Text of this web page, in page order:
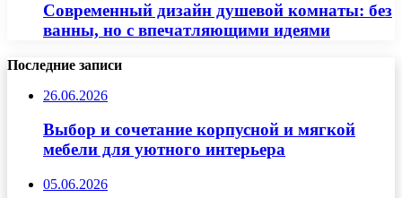
Современный дизайн душевой комнаты: без
ванны, но с впечатляющими идеями
Последние записи
26.06.2026
Выбор и сочетание корпусной и мягкой
мебели для уютного интерьера
05.06.2026